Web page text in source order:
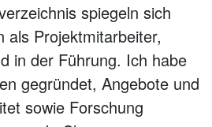
spiegeln sich
als Projektmitarbeiter,
in der Führung. Ich habe
gegründet, Angebote und
sowie Forschung